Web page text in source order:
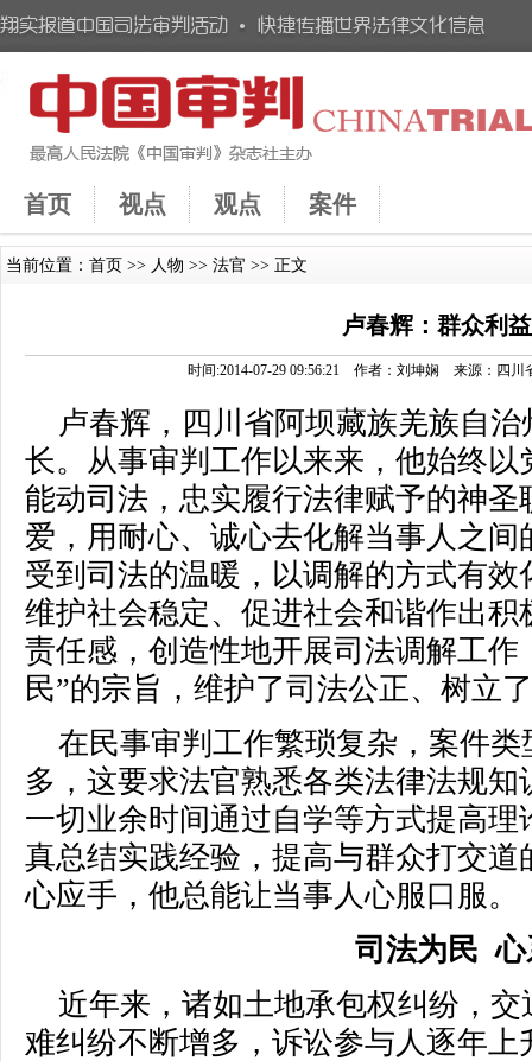
首页 视点 观点 案件
当前位置： 首页 >> 人物 >> 法官 >> 正文
卢春辉：群众利
时间:2014-07-29 09:56:21 作者：刘坤娴 来源：四川
卢春辉，四川省阿坝藏族羌族自
长。从事审判工作以来来，他始终
能动司法，忠实履行法律赋予的神
爱，用耐心、诚心去化解当事人之
受到司法的温暖，以调解的方式有
维护社会稳定、促进社会和谐作出
责任感，创造性地开展司法调解工
民”的宗旨，维护了司法公正、树立
在民事审判工作繁琐复杂，案件
多，这要求法官熟悉各类法律法规
一切业余时间通过自学等方式提高
真总结实践经验，提高与群众打交
心应手，他总能让当事人心服口服。
司法为民 心
近年来，诸如土地承包权纠纷，
难纠纷不断增多，诉讼参与人逐年